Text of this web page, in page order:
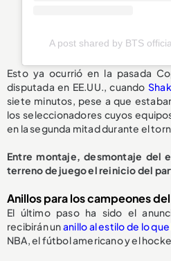
A post shared by BTS
Esto ya ocurrió en la pasada
disputada en EE.UU., cuando
siete minutos, pese a que
los seleccionadores cuyos
en la segunda mitad durante el
Entre montaje, desmontaje del
terreno de juego el reinicio del
Anillos para los campeones
El último paso ha sido el
recibirán unanillo al estilo de lo
NBA, el fútbol americano y el